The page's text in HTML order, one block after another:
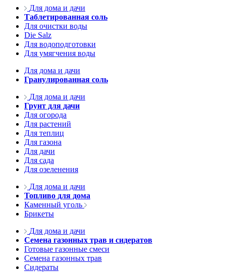
Для дома и дачи
Таблетированная соль
Для очистки воды
Die Salz
Для водоподготовки
Для умягчения воды
Для дома и дачи
Гранулированная соль
Для дома и дачи
Грунт для дачи
Для огорода
Для растений
Для теплиц
Для газона
Для дачи
Для сада
Для озеленения
Для дома и дачи
Топливо для дома
Каменный уголь
Брикеты
Для дома и дачи
Семена газонных трав и сидератов
Готовые газонные смеси
Семена газонных трав
Сидераты